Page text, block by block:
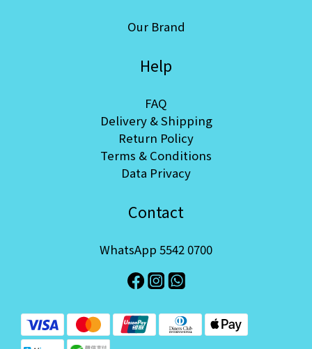
Our Brand
Help
FAQ
Delivery & Shipping
Return Policy
Terms & Conditions
Data Privacy
Contact
WhatsApp 5542 0700